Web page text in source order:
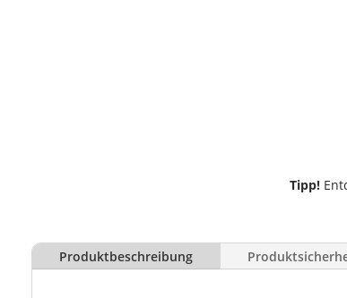
Tipp!
Produktbeschreibung